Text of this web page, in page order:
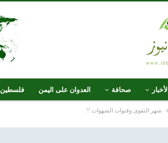
الأخبار صحافة العدوان على اليمن فلسطين
شهر التقوى وقنوات الشهوات !!